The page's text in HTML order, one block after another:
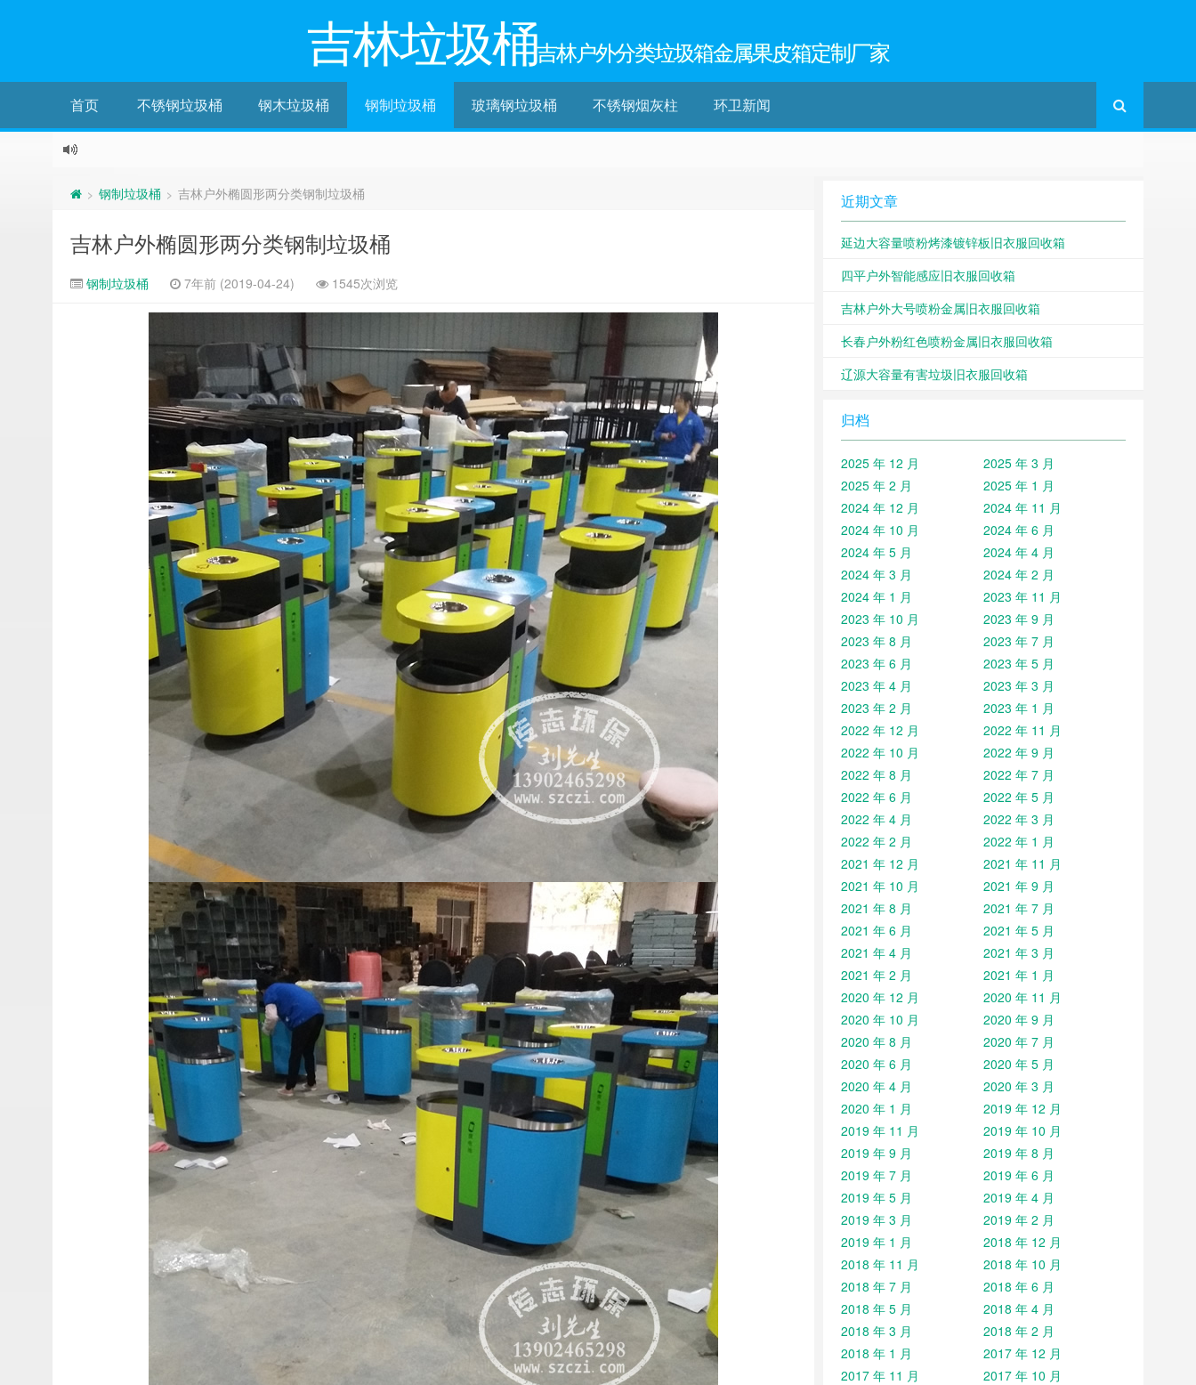
吉林垃圾桶吉林户外分类垃圾箱金属果皮箱定制厂家
首页 不锈钢垃圾桶 钢木垃圾桶 钢制垃圾桶 玻璃钢垃圾桶 不锈钢烟灰柱 环卫新闻
> 钢制垃圾桶 > 吉林户外椭圆形两分类钢制垃圾桶
吉林户外椭圆形两分类钢制垃圾桶
钢制垃圾桶 7年前 (2019-04-24) 1545次浏览
近期文章
延边大容量喷粉烤漆镀锌板旧衣服回收箱
四平户外智能感应旧衣服回收箱
吉林户外大号喷粉金属旧衣服回收箱
长春户外粉红色喷粉金属旧衣服回收箱
辽源大容量有害垃圾旧衣服回收箱
归档
2025 年 12 月
2025 年 3 月
2025 年 2 月
2025 年 1 月
2024 年 12 月
2024 年 11 月
2024 年 10 月
2024 年 6 月
2024 年 5 月
2024 年 4 月
2024 年 3 月
2024 年 2 月
2024 年 1 月
2023 年 11 月
2023 年 10 月
2023 年 9 月
2023 年 8 月
2023 年 7 月
2023 年 6 月
2023 年 5 月
2023 年 4 月
2023 年 3 月
2023 年 2 月
2023 年 1 月
2022 年 12 月
2022 年 11 月
2022 年 10 月
2022 年 9 月
2022 年 8 月
2022 年 7 月
2022 年 6 月
2022 年 5 月
2022 年 4 月
2022 年 3 月
2022 年 2 月
2022 年 1 月
2021 年 12 月
2021 年 11 月
2021 年 10 月
2021 年 9 月
2021 年 8 月
2021 年 7 月
2021 年 6 月
2021 年 5 月
2021 年 4 月
2021 年 3 月
2021 年 2 月
2021 年 1 月
2020 年 12 月
2020 年 11 月
2020 年 10 月
2020 年 9 月
2020 年 8 月
2020 年 7 月
2020 年 6 月
2020 年 5 月
2020 年 4 月
2020 年 3 月
2020 年 1 月
2019 年 12 月
2019 年 11 月
2019 年 10 月
2019 年 9 月
2019 年 8 月
2019 年 7 月
2019 年 6 月
2019 年 5 月
2019 年 4 月
2019 年 3 月
2019 年 2 月
2019 年 1 月
2018 年 12 月
2018 年 11 月
2018 年 10 月
2018 年 7 月
2018 年 6 月
2018 年 5 月
2018 年 4 月
2018 年 3 月
2018 年 2 月
2018 年 1 月
2017 年 12 月
2017 年 11 月
2017 年 10 月